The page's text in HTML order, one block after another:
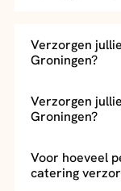
Verzorgen
Groningen?
Verzorgen
Groningen?
Voor hoeveel
catering